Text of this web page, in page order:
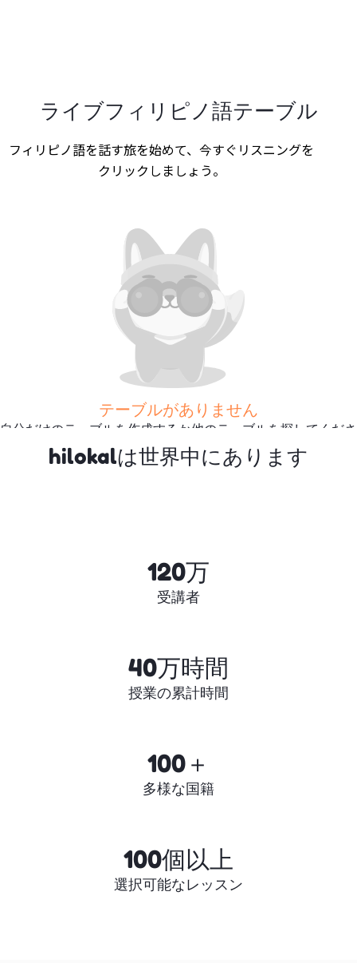
ライブフィリピノ語テーブル
フィリピノ語を話す旅を始めて、今すぐリスニングを
クリックしましょう。
テーブルがありません
自分だけのテーブルを作成するか他のテーブルを探してくださ
さらに多くのテーブルを探
hilokalは世界中にあります
120万
受講者
40万時間
授業の累計時間
100＋
多様な国籍
100個以上
選択可能なレッスン